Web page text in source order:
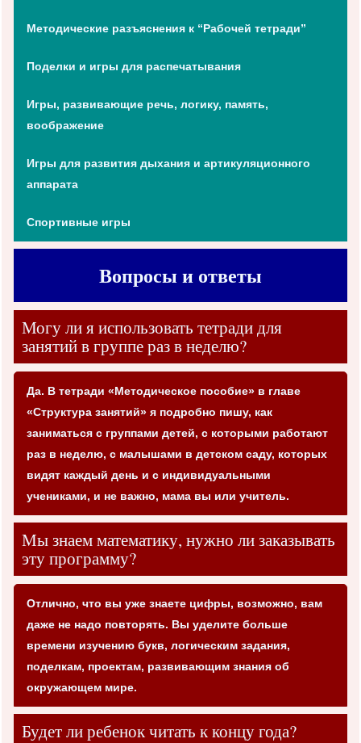
Методические разъяснения к “Рабочей тетради”
Поделки и игры для распечатывания
Игры, развивающие речь, логику, память,
воображение
Игры для развития дыхания и артикуляционного
аппарата
Спортивные игры
Вопросы и ответы
Могу ли я использовать тетради для
занятий в группе раз в неделю?
Да. В тетради «Методическое пособие» в главе
«Структура занятий» я подробно пишу, как
заниматься с группами детей, с которыми работают
раз в неделю, с малышами в детском саду, которых
видят каждый день и с индивидуальными
учениками, и не важно, мама вы или учитель.
Мы знаем математику, нужно ли заказывать
эту программу?
Отлично, что вы уже знаете цифры, возможно, вам
даже не надо повторять. Вы уделите больше
времени изучению букв, логическим задания,
поделкам, проектам, развивающим знания об
окружающем мире.
Будет ли ребенок читать к концу года?